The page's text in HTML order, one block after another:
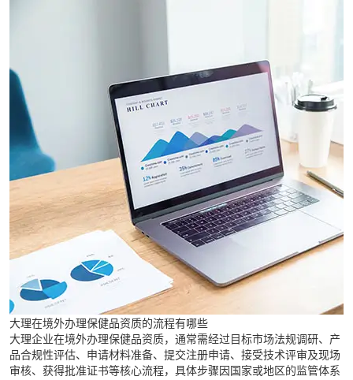
大理在境外办理保健品资质的流程有哪些
大理企业在境外办理保健品资质，通常需经过目标市场法规调研、产
品合规性评估、申请材料准备、提交注册申请、接受技术评审及现场
审核、获得批准证书等核心流程，具体步骤因国家或地区的监管体系